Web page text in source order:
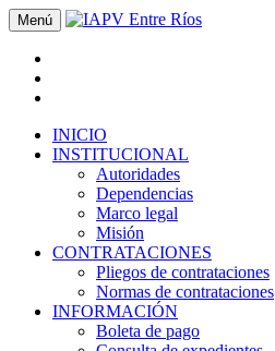
Menú
INICIO
INSTITUCIONAL
Autoridades
Dependencias
Marco legal
Misión
CONTRATACIONES
Pliegos de contrataciones
Normas de contrataciones
INFORMACIÓN
Boleta de pago